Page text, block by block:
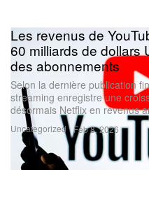
Uncategorized
Les revenus de
60 milliards de dollars
des abonnements
Selon la dernière publication
streaming enregistre une
désormais Netflix en revenus
Feb 8, 2026